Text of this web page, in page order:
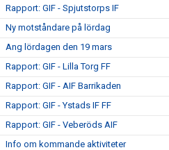
Rapport: GIF - Spjutstorps IF
Ny motståndare på lördag
Ang lördagen den 19 mars
Rapport: GIF - Lilla Torg FF
Rapport: GIF - AIF Barrikaden
Rapport: GIF - Ystads IF FF
Rapport: GIF - Veberöds AIF
Info om kommande aktiviteter